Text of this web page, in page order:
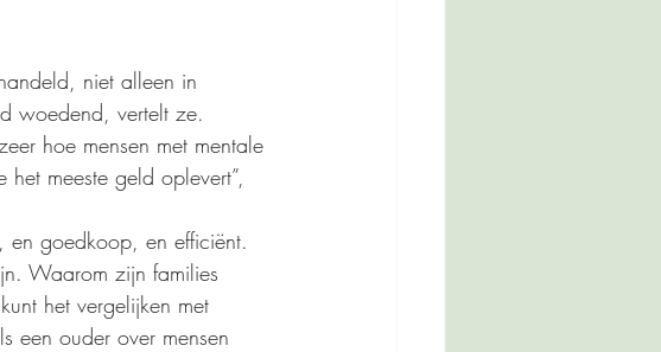
niet alleen in
woedend, vertelt ze.
hoe mensen met mentale
meeste geld oplevert”,
en goedkoop, en efficiënt.
Waarom zijn families
het vergelijken met
een ouder over mensen